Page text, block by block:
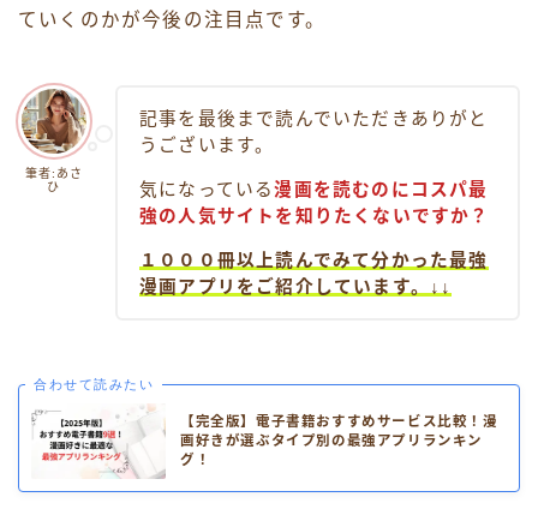
ていくのかが今後の注目点です。
筆者:あさ
ひ
記事を最後まで読んでいただきありがと
うございます。
気になっている漫画を読むのにコスパ最
強の人気サイトを知りたくないですか？
１０００冊以上読んでみて分かった最強
漫画アプリをご紹介しています。↓↓
合わせて読みたい
【完全版】電子書籍おすすめサービス比較！漫
画好きが選ぶタイプ別の最強アプリランキン
グ！